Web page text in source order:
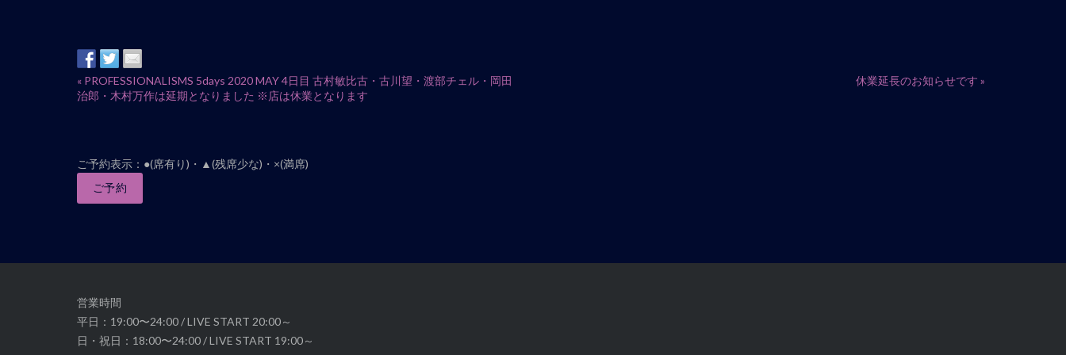
イ
ベ
ナ
ビ
«PROFESSIONALISMS 5days 2020 MAY 4日目 古村敏比古・古川望・渡部チェル・岡田
治郎・木村万作は延期となりました ※店は休業となります
休業延長のお知らせです»
ご予約表示：●(席有り)・▲(残席少な)・×(満席)
ご予約
営業時間
平日：19:00〜24:00 / LIVE START 20:00～
日・祝日：18:00〜24:00 / LIVE START 19:00～